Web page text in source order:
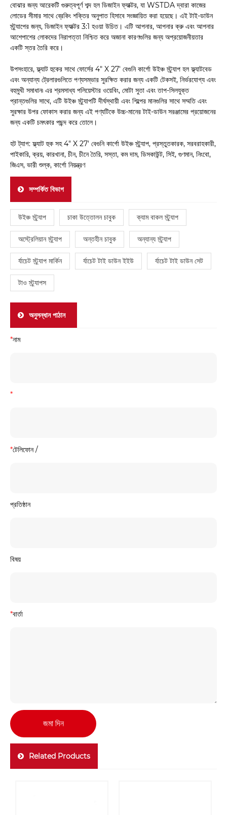
বোঝার জন্য আরেকটি গুরুত্বপূর্ণ শব্দ হল ডিজাইন ফ্যাক্টর, যা WSTDA দ্বারা কাজের
লোডের সীমার সাথে ব্রেকিং শক্তির অনুপাত হিসাবে সংজ্ঞায়িত করা হয়েছে। এই টাই-ডাউন
স্ট্র্যাপের জন্য, ডিজাইন ফ্যাক্টর 3:1 হওয়া উচিত। এটি আপনার, আপনার ক্রু এবং আপনার
আশেপাশের লোকদের নিরাপত্তা নিশ্চিত করে অজানা কারণগুলির জন্য অপ্রয়োজনীয়তার
একটি স্তর তৈরি করে।
উপসংহারে, ফ্ল্যাট হুকের সাথে ফোর্সের 4" X 27' বেগুনি কার্গো উইঞ্চ স্ট্র্যাপ হল ফ্ল্যাটবেড
এবং অন্যান্য ট্রেলারগুলিতে পণ্যসম্ভার সুরক্ষিত করার জন্য একটি টেকসই, নির্ভরযোগ্য এবং
বহুমুখী সমাধান৷ এর শ্রমসাধ্য পলিয়েস্টার ওয়েবিং, মোটা সুতা এবং তাপ-সিলযুক্ত
প্রান্তগুলির সাথে, এটি উইঞ্চ স্ট্র্যাপটি দীর্ঘস্থায়ী এবং শিল্পের মানগুলির সাথে সম্মতি এবং
সুরক্ষার উপর ফোকাস করার জন্য এই পণ্যটিকে উচ্চ-মানের টাই-ডাউন সরঞ্জামের প্রয়োজনের
জন্য একটি চমৎকার পছন্দ করে তোলে।
হট ট্যাগ: ফ্ল্যাট হুক সহ 4" X 27' বেগুনি কার্গো উইঞ্চ স্ট্র্যাপ, প্রস্তুতকারক, সরবরাহকারী,
পাইকারি, ক্রয়, কারখানা, চীন, চীনে তৈরি, সস্তা, কম দাম, ডিসকাউন্ট, সিই, গুণমান, নিংবো,
জিএস, ভারী শুল্ক, কার্গো নিয়ন্ত্রণ
সম্পর্কিত বিভাগ
উইঞ্চ স্ট্র্যাপ চাকা উত্তোলন চাবুক ক্যাম বাকল স্ট্র্যাপ
অস্ট্রেলিয়ান স্ট্র্যাপ অন্তহীন চাবুক অন্যান্য স্ট্র্যাপ
র্যাচেট স্ট্র্যাপ মার্কিন র্যাচেট টাই ডাউন ইইউ র্যাচেট টাই ডাউন সেট
টাও স্ট্র্যাপস
অনুসন্ধান পাঠান
*নাম
*
*টেলিফোন /
প্রতিষ্ঠান
বিষয়
*বার্তা
জমা দিন
Related Products